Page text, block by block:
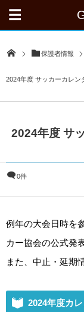
保護者情報
2024年度 サッカーカレン
2024年度 サ
0件
例年の大会日時を
カー協会の公式発
また、中止・延期
2024年度カ